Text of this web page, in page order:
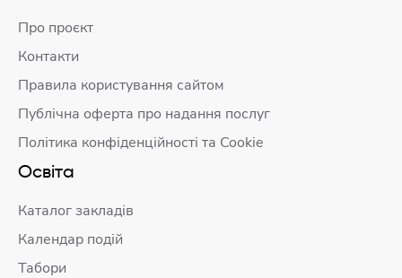
Про проєкт
Контакти
Правила користування сайтом
Публічна оферта про надання послуг
Політика конфіденційності та Cookie
Освіта
Каталог закладів
Календар подій
Табори